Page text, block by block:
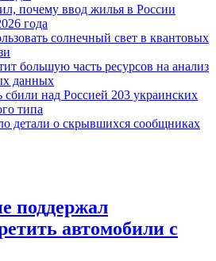
почему ввод жилья в России
года
солнечный свет в квантовых
большую часть ресурсов на анализ
данных
над Россией 203 украинских
типа
детали о скрывшихся сообщниках
поддержал
автомобили с